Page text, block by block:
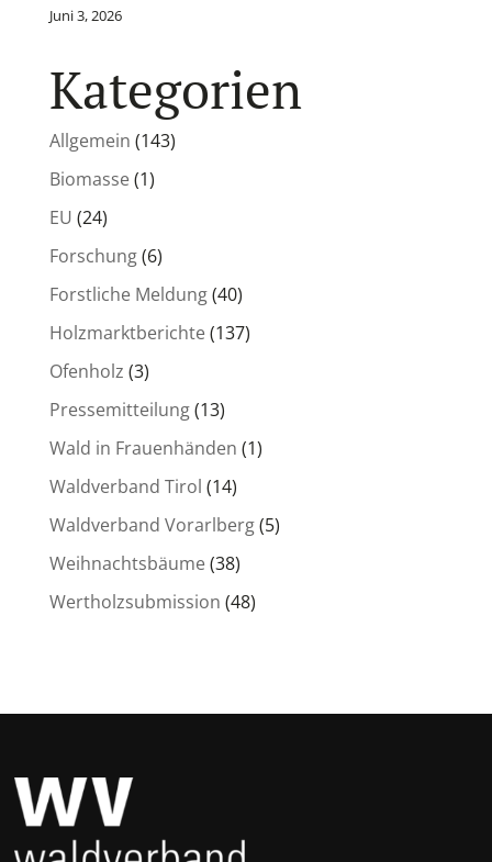
Juni 3, 2026
Kategorien
Allgemein (143)
Biomasse(1)
EU (24)
Forschung(6)
Forstliche Meldung(40)
Holzmarktberichte(137)
Ofenholz (3)
Pressemitteilung(13)
Wald in Frauenhänden (1)
Waldverband Tirol (14)
Waldverband Vorarlberg(5)
Weihnachtsbäume(38)
Wertholzsubmission (48)